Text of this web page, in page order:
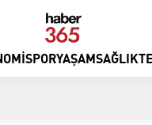
SPORYAŞAMSAĞLIK